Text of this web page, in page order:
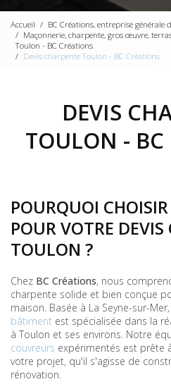
Accueil
BC Créations, entreprise
Maçonnerie, charpente, gros œuvre,
Toulon - BC Créations
Devis charpente Toulon - BC Créations
DEVIS
TOULON - BC
POURQUOI
POUR VOTRE
TOULON ?
Chez BC Créations, nous
charpente solide et bien conçue
maison. Basée à La Seyne-sur-
bâtiment est spécialisée dans la
à Toulon et ses environs. Notre
couvreurs expérimentés est prête
votre projet, qu'il s'agisse de
rénovation.